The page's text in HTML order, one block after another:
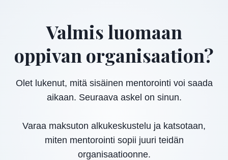
Valmis luomaan
oppivan organisaation?
Olet lukenut, mitä sisäinen mentorointi voi saada
aikaan. Seuraava askel on sinun.
Varaa maksuton alkukeskustelu ja katsotaan,
miten mentorointi sopii juuri teidän
organisaatioonne.